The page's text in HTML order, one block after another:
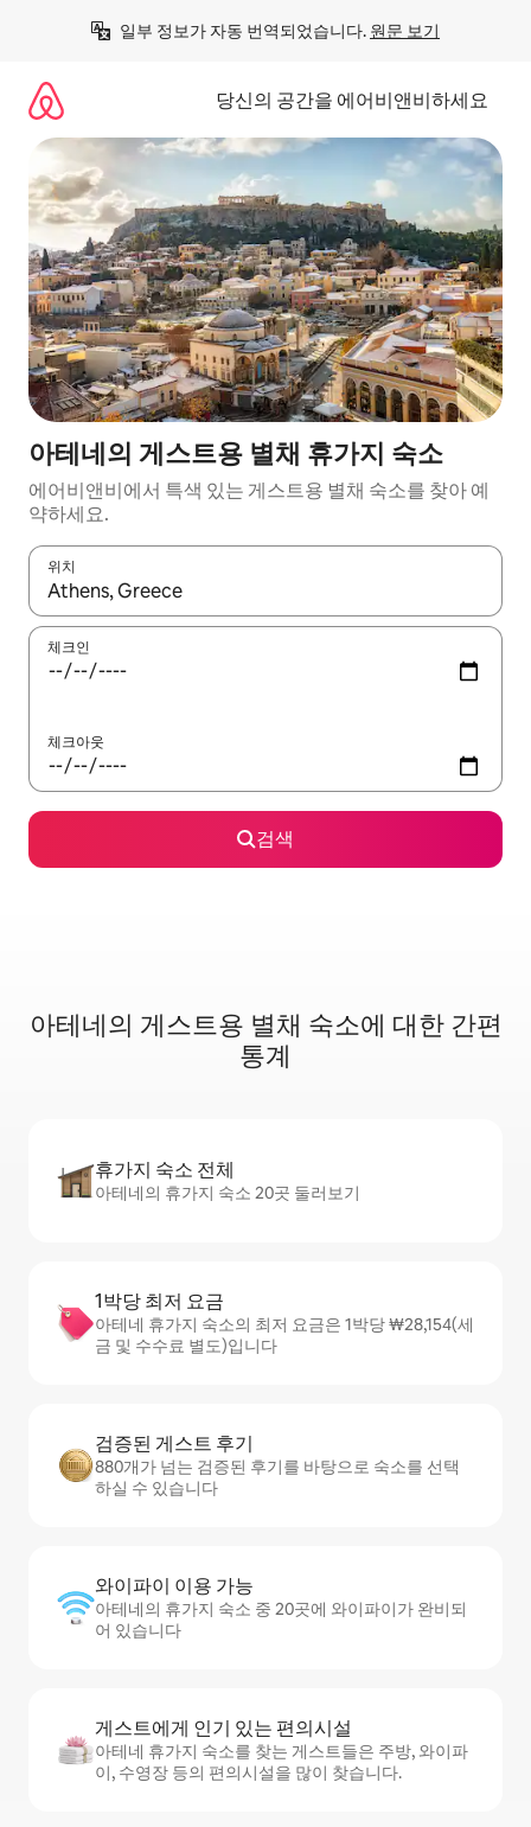
일부 정보가 자동 번역되었습니다. 원문 보기
당신의 공간을 에어비앤비하세요
아테네의 게스트용 별채 휴가지 숙소
에어비앤비에서 특색 있는 게스트용 별채 숙소를 찾아 예
약하세요.
위치
결과가 나오면 위·아래 화살표 키를 사용하거나 터치 또는 스와이
체크인
체크아웃
검색
아테네의 게스트용 별채 숙소에 대한 간편
통계
휴가지 숙소 전체
아테네의 휴가지 숙소 20곳 둘러보기
1박당 최저 요금
아테네 휴가지 숙소의 최저 요금은 1박당 ₩28,154(세
금 및 수수료 별도)입니다
검증된 게스트 후기
880개가 넘는 검증된 후기를 바탕으로 숙소를 선택
하실 수 있습니다
와이파이 이용 가능
아테네의 휴가지 숙소 중 20곳에 와이파이가 완비되
어 있습니다
게스트에게 인기 있는 편의시설
아테네 휴가지 숙소를 찾는 게스트들은 주방, 와이파
이, 수영장 등의 편의시설을 많이 찾습니다.